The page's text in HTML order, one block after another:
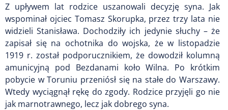
Z upływem lat rodzice uszanowali decyzję syna. Jak
wspominał ojciec Tomasz Skorupka, przez trzy lata nie
widzieli Stanisława. Dochodziły ich jedynie słuchy – że
zapisał się na ochotnika do wojska, że w listopadzie
1919 r. został podporucznikiem, że dowodził kolumną
amunicyjną pod Bezdanami koło Wilna. Po krótkim
pobycie w Toruniu przeniósł się na stałe do Warszawy.
Wtedy wyciągnął rękę do zgody. Rodzice przyjęli go nie
jak marnotrawnego, lecz jak dobrego syna.